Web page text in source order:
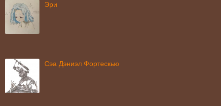
Эри
Сэа Дэниэл Фортескью